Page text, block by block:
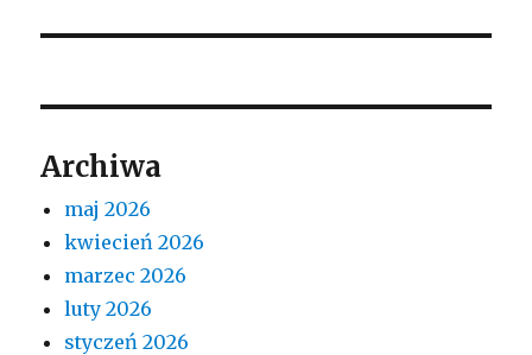
Archiwa
maj 2026
kwiecień 2026
marzec 2026
luty 2026
styczeń 2026